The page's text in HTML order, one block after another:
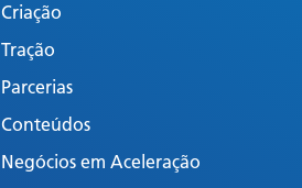
Criação
Tração
Parcerias
Conteúdos
Negócios em Aceleração